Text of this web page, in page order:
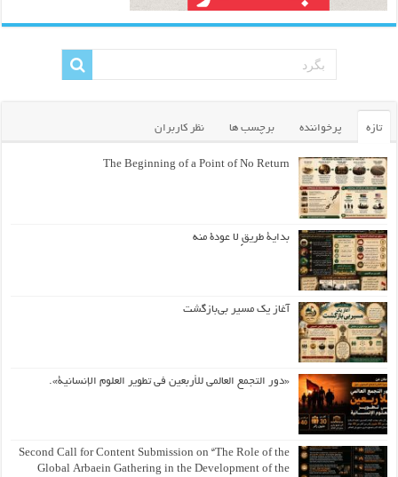
تازه پرخواننده برچسب ها نظر کاربران
The Beginning of a Point of No Return
بداية طريقٍ لا عودة منه
آغاز یک مسیر بی‌بازگشت
«دور التجمع العالمي للأربعين في تطوير العلوم الإنسانية».
Second Call for Content Submission on “The Role of the
Global Arbaein Gathering in the Development of the